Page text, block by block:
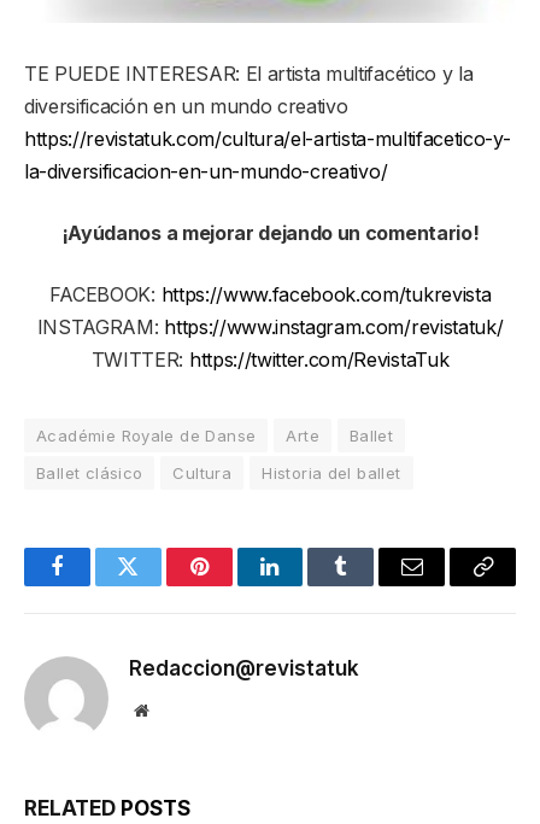
TE PUEDE INTERESAR: El artista multifacético y la
diversificación en un mundo creativo
https://revistatuk.com/cultura/el-artista-multifacetico-y-
la-diversificacion-en-un-mundo-creativo/
¡Ayúdanos a mejorar dejando un comentario!
FACEBOOK: https://www.facebook.com/tukrevista
INSTAGRAM: https://www.instagram.com/revistatuk/
TWITTER: https://twitter.com/RevistaTuk
Académie Royale de Danse Arte
Ballet
Ballet clásico
Cultura Historia del ballet
FacebookTwitter PinterestLinkedInTumblr Email
Copy
Redaccion@revistatuk
Website
RELATED POSTS